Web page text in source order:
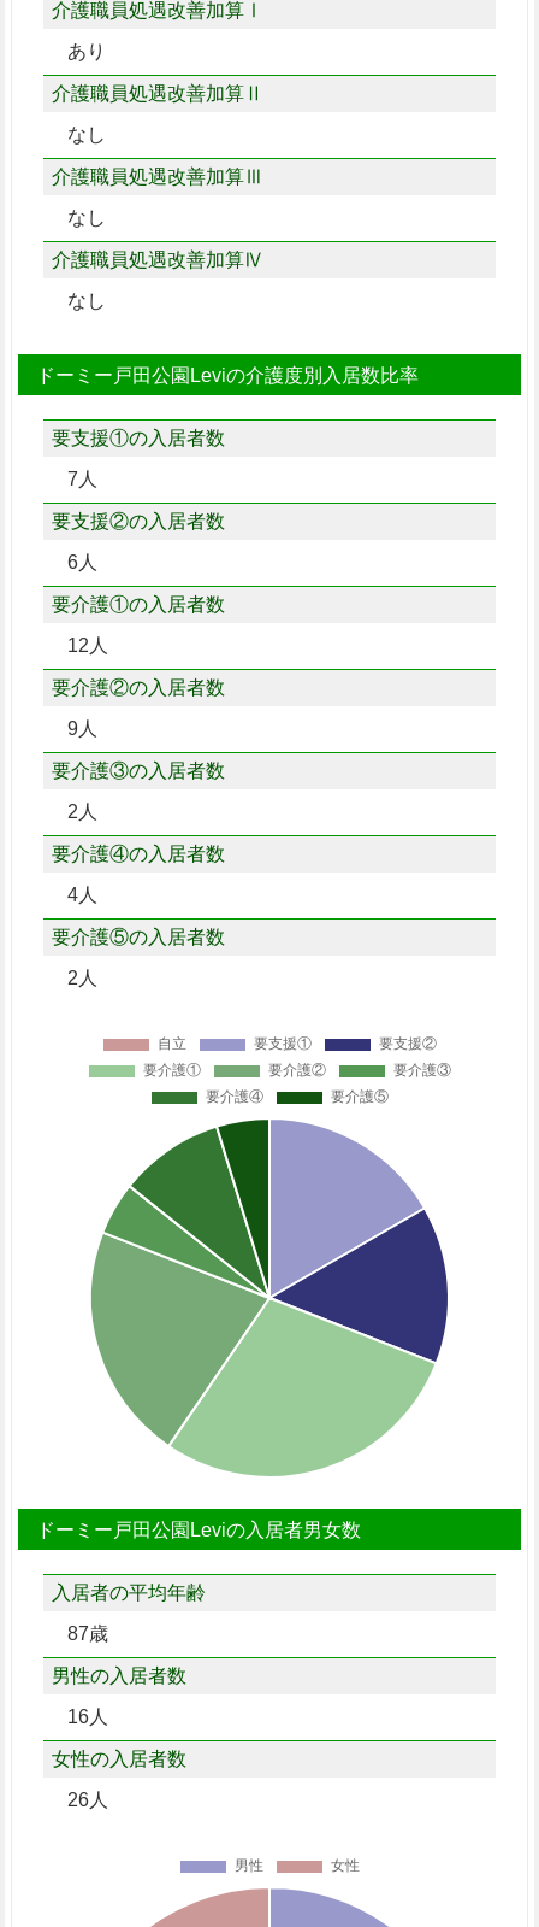
介護職員処遇改善加算Ⅰ
あり
介護職員処遇改善加算Ⅱ
なし
介護職員処遇改善加算Ⅲ
なし
介護職員処遇改善加算Ⅳ
なし
ドーミー戸田公園Leviの介護度別入居数比率
要支援①の入居者数
7人
要支援②の入居者数
6人
要介護①の入居者数
12人
要介護②の入居者数
9人
要介護③の入居者数
2人
要介護④の入居者数
4人
要介護⑤の入居者数
2人
ドーミー戸田公園Leviの入居者男女数
入居者の平均年齢
87歳
男性の入居者数
16人
女性の入居者数
26人